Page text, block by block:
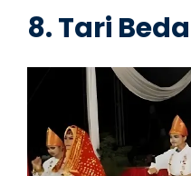
8.Tari